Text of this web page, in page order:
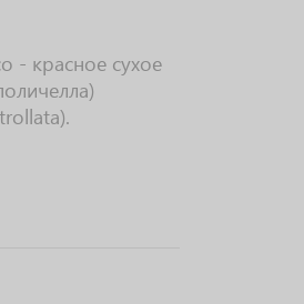
- красное сухое